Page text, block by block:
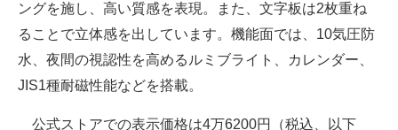
ングを施し、高い質感を表現。また、文字板は2枚重ね
ることで立体感を出しています。機能面では、10気圧防
水、夜間の視認性を高めるルミブライト、カレンダー、
JIS1種耐磁性能などを搭載。
公式ストアでの表示価格は4万6200円（税込、以下